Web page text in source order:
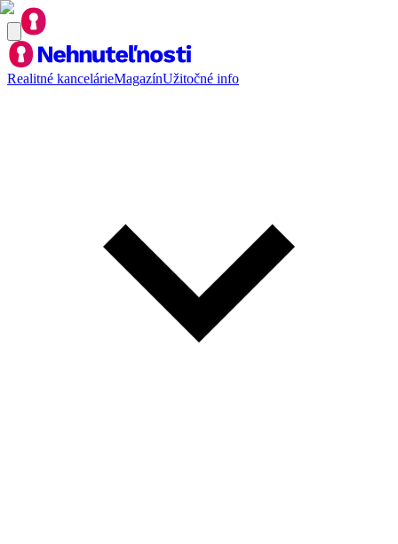
Realitné kancelárieMagazínUžitočné info